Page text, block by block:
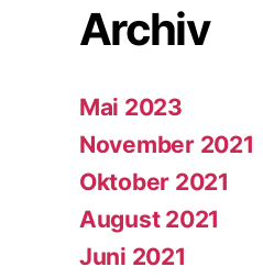
Archiv
Mai 2023
November 2021
Oktober 2021
August 2021
Juni 2021